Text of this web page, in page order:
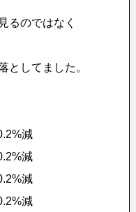
るのではなく
としてました。
減
減
減
減